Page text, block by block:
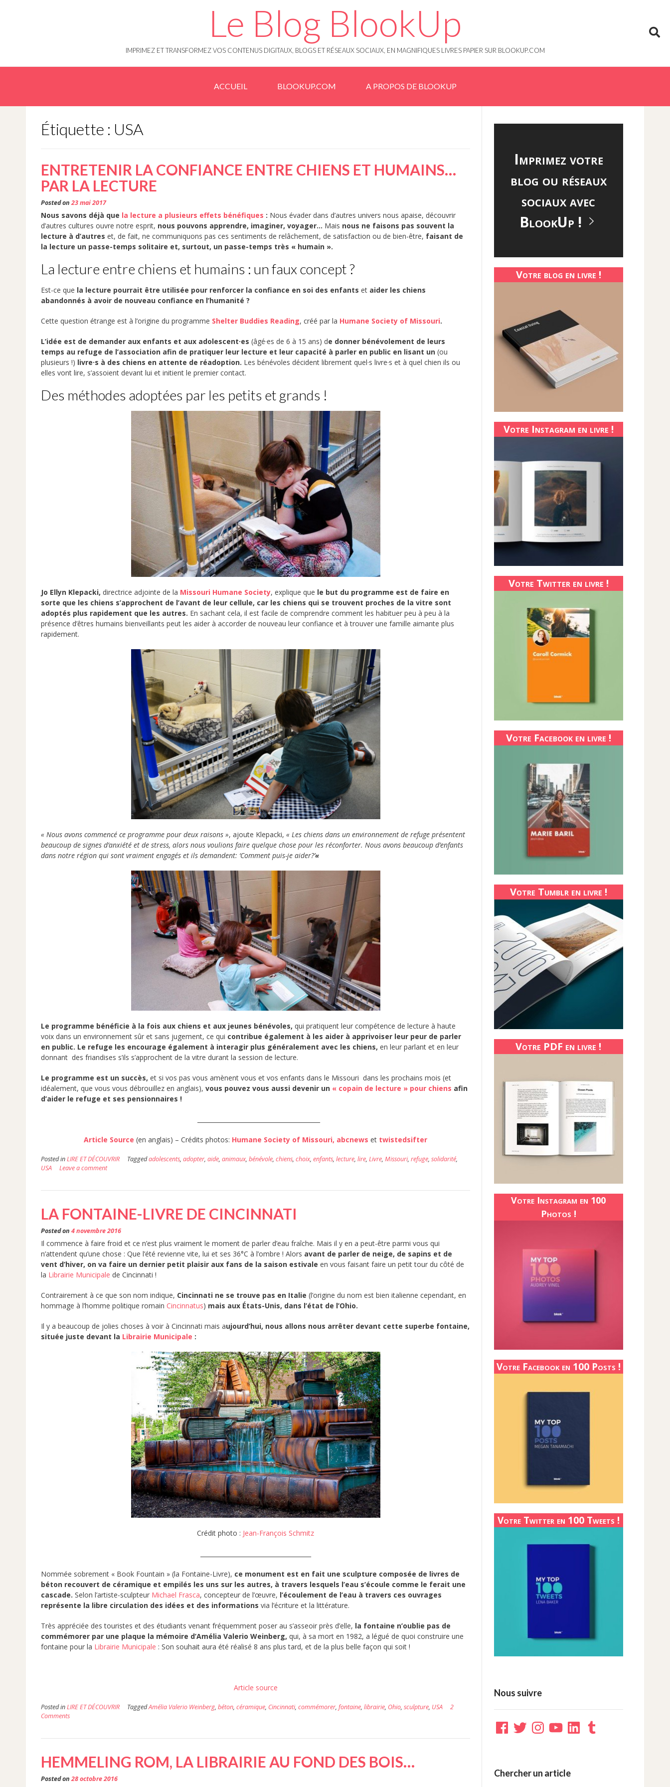
Le Blog BlookUp
IMPRIMEZ ET TRANSFORMEZ VOS CONTENUS DIGITAUX, BLOGS ET RÉSEAUX SOCIAUX, EN MAGNIFIQUES LIVRES PAPIER SUR BLOOKUP.COM
ACCUEIL BLOOKUP.COM A PROPOS DE BLOOKUP
Étiquette : USA
ENTRETENIR LA CONFIANCE ENTRE CHIENS ET HUMAINS…
PAR LA LECTURE
Posted on23 mai 2017
Nous savons déjà que la lecture a plusieurs effets bénéfiques : Nous évader dans d’autres univers nous apaise, découvrir
d’autres cultures ouvre notre esprit, nous pouvons apprendre, imaginer, voyager… Mais nous ne faisons pas souvent la
lecture à d’autres et, de fait, ne communiquons pas ces sentiments de relâchement, de satisfaction ou de bien-être, faisant de
la lecture un passe-temps solitaire et, surtout, un passe-temps très « humain ».
La lecture entre chiens et humains : un faux concept ?
Est-ce que la lecture pourrait être utilisée pour renforcer la confiance en soi des enfants et aider les chiens
abandonnés à avoir de nouveau confiance en l’humanité ?
Cette question étrange est à l’origine du programme Shelter Buddies Reading, créé par la Humane Society of Missouri.
L’idée est de demander aux enfants et aux adolescent·es (âgé·es de 6 à 15 ans) de donner bénévolement de leurs
temps au refuge de l’association afin de pratiquer leur lecture et leur capacité à parler en public en lisant un (ou
plusieurs !) livre·s à des chiens en attente de réadoption. Les bénévoles décident librement quel·s livre·s et à quel chien ils ou
elles vont lire, s’assoient devant lui et initient le premier contact.
Des méthodes adoptées par les petits et grands !
Jo Ellyn Klepacki, directrice adjointe de la Missouri Humane Society, explique que le but du programme est de faire en
sorte que les chiens s’approchent de l’avant de leur cellule, car les chiens qui se trouvent proches de la vitre sont
adoptés plus rapidement que les autres. En sachant cela, il est facile de comprendre comment les habituer peu à peu à la
présence d’êtres humains bienveillants peut les aider à accorder de nouveau leur confiance et à trouver une famille aimante plus
rapidement.
« Nous avons commencé ce programme pour deux raisons », ajoute Klepacki, « Les chiens dans un environnement de refuge présentent
beaucoup de signes d’anxiété et de stress, alors nous voulions faire quelque chose pour les réconforter. Nous avons beaucoup d’enfants
dans notre région qui sont vraiment engagés et ils demandent: ‘Comment puis-je aider?’«
Le programme bénéficie à la fois aux chiens et aux jeunes bénévoles, qui pratiquent leur compétence de lecture à haute
voix dans un environnement sûr et sans jugement, ce qui contribue également à les aider à apprivoiser leur peur de parler
en public. Le refuge les encourage également à interagir plus généralement avec les chiens, en leur parlant et en leur
donnant des friandises s’ils s’approchent de la vitre durant la session de lecture.
Le programme est un succès, et si vos pas vous amènent vous et vos enfants dans le Missouri dans les prochains mois (et
idéalement, que vous vous débrouillez en anglais), vous pouvez vous aussi devenir un « copain de lecture » pour chiens afin
d’aider le refuge et ses pensionnaires !
Article Source (en anglais) – Crédits photos: Humane Society of Missouri, abcnews et twistedsifter
Posted inLIRE ET DÉCOUVRIR Taggedadolescents, adopter, aide, animaux, bénévole, chiens, choix, enfants, lecture, lire, Livre, Missouri, refuge, solidarité,
USA
Leave a comment
LA FONTAINE-LIVRE DE CINCINNATI
Posted on 4 novembre 2016
Il commence à faire froid et ce n’est plus vraiment le moment de parler d’eau fraîche. Mais il y en a peut-être parmi vous qui
n’attendent qu’une chose : Que l’été revienne vite, lui et ses 36°C à l’ombre ! Alors avant de parler de neige, de sapins et de
vent d’hiver, on va faire un dernier petit plaisir aux fans de la saison estivale en vous faisant faire un petit tour du côté de
la Librairie Municipale de Cincinnati !
Contrairement à ce que son nom indique, Cincinnati ne se trouve pas en Italie (l’origine du nom est bien italienne cependant, en
hommage à l’homme politique romain Cincinnatus) mais aux États-Unis, dans l’état de l’Ohio.
Il y a beaucoup de jolies choses à voir à Cincinnati mais aujourd’hui, nous allons nous arrêter devant cette superbe fontaine,
située juste devant la Librairie Municipale :
Crédit photo : Jean-François Schmitz
Nommée sobrement « Book Fountain » (la Fontaine-Livre), ce monument est en fait une sculpture composée de livres de
béton recouvert de céramique et empilés les uns sur les autres, à travers lesquels l’eau s’écoule comme le ferait une
cascade. Selon l’artiste-sculpteur Michael Frasca, concepteur de l’œuvre, l’écoulement de l’eau à travers ces ouvrages
représente la libre circulation des idées et des informations via l’écriture et la littérature.
Très appréciée des touristes et des étudiants venant fréquemment poser au s’asseoir près d’elle, la fontaine n’oublie pas de
commémorer par une plaque la mémoire d’Amélia Valerio Weinberg, qui, à sa mort en 1982, a légué de quoi construire une
fontaine pour la Librairie Municipale : Son souhait aura été réalisé 8 ans plus tard, et de la plus belle façon qui soit !
Article source
Posted inLIRE ET DÉCOUVRIR TaggedAmélia Valerio Weinberg, béton, céramique, Cincinnati, commémorer, fontaine, librairie, Ohio, sculpture, USA
2
Comments
HEMMELING ROM, LA LIBRAIRIE AU FOND DES BOIS…
Posted on28 octobre 2016
Imprimez votre
blog ou réseaux
sociaux avec
BlookUp !
Votre blog en livre !
Votre Instagram en livre !
Votre Twitter en livre !
Votre Facebook en livre !
Votre Tumblr en livre !
Votre PDF en livre !
Votre Instagram en 100
Photos !
Votre Facebook en 100 Posts !
Votre Twitter en 100 Tweets !
Nous suivre
Facebook
TwitterInstagramYouTubeLinkedInTumblr
Chercher un article